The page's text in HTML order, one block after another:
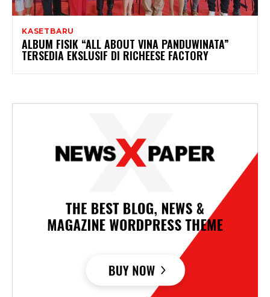
KASETBARU
ALBUM FISIK “ALL ABOUT VINA PANDUWINATA”
TERSEDIA EKSLUSIF DI RICHEESE FACTORY